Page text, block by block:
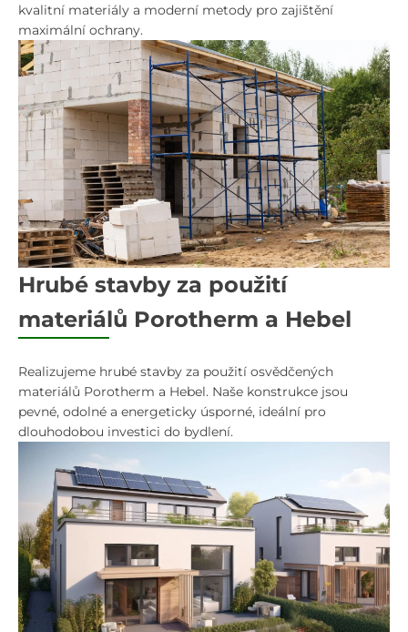
kvalitní materiály a moderní metody pro zajištění
maximální ochrany.
Hrubé stavby za použití
materiálů Porotherm a Hebel
Realizujeme hrubé stavby za použití osvědčených
materiálů Porotherm a Hebel. Naše konstrukce jsou
pevné, odolné a energeticky úsporné, ideální pro
dlouhodobou investici do bydlení.